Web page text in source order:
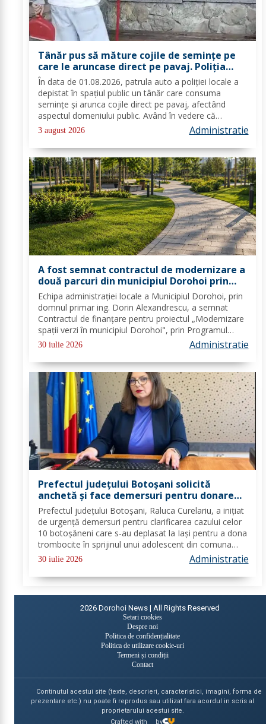
Tânăr pus să măture cojile de seminţe pe
care le aruncase direct pe pavaj. Poliţia
Locală Dorohoi: Respectul față de spațiul
comun trebuie să fie o prioritate pentru
fiecare dintre noi”
În data de 01.08.2026, patrula auto a poliției locale a
depistat în spațiul public un tânăr care consuma
semințe și arunca cojile direct pe pavaj, afectând
aspectul domeniului public. Având în vedere că
prioritatea Poliției Locale este prevenția și educarea
spiritului civic, polițiștii l-au...
3 august 2026 Administratie
A fost semnat contractul de modernizare a
două parcuri din municipiul Dorohoi prin
fonduri europene
Echipa administrației locale a Municipiul Dorohoi, prin
domnul primar ing. Dorin Alexandrescu, a semnat
Contractul de finanțare pentru proiectul „Modernizare
spații verzi în municipiul Dorohoi", prin Programul
Regional 2021–2027 - Prioritatea de investiții 3. Nord-
30 iulie 2026 Administratie
Prefectul județului Botoșani solicită
anchetă și face demersuri pentru donarea
de trombocite direct la Botoșani în cazul
adolescentului din Tudora
Prefectul județului Botoșani, Raluca Curelariu, a inițiat
de urgență demersuri pentru clarificarea cazului celor
10 botoșăneni care s-au deplasat la Iași pentru a dona
trombocite în sprijinul unui adolescent din comuna
Tudora, însă nu au putut dona. Au fost transmise
30 iulie 2026 Administratie
2026 Dorohoi News | All Rights Reserved
Setari cookies
Despre noi
Politica de confidențialitate
Politica de utilizare cookie-uri
Termeni și condiții
Contact
Continutul acestui site (texte, descrieri, caracteristici, imagini, forma de
prezentare etc.) nu poate fi reprodus sau utilizat fara acordul in scris al
proprietarului acestui site.
Crafted with
by